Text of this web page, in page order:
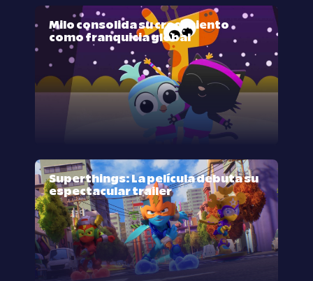
Milo consolida su crecimiento
como franquicia global
Superthings: La película debuta su
espectacular trailer